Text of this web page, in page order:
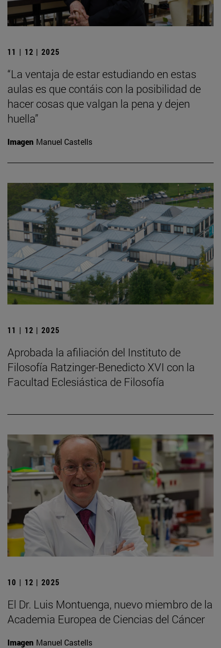
11 | 12 | 2025
“La ventaja de estar estudiando en estas
aulas es que contáis con la posibilidad de
hacer cosas que valgan la pena y dejen
huella”
Imagen Manuel Castells
11 | 12 | 2025
Aprobada la afiliación del Instituto de
Filosofía Ratzinger-Benedicto XVI con la
Facultad Eclesiástica de Filosofía
10 | 12 | 2025
El Dr. Luis Montuenga, nuevo miembro de la
Academia Europea de Ciencias del Cáncer
Imagen Manuel Castells